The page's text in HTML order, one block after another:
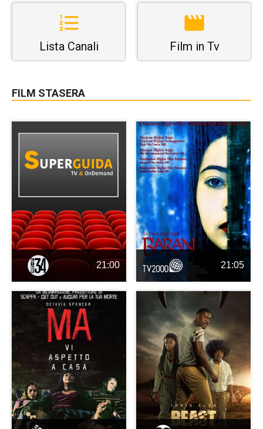
Lista Canali Film in Tv
FILM STASERA
21:00 21:05